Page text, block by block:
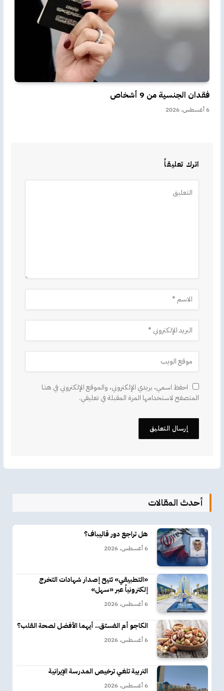
فقدان الجنسية من 9 أشخاص
6 أغسطس، 2026
اترك تعليقاً
احفظ اسمي، بريدي الإلكتروني، والموقع الإلكتروني في هذا
المتصفح لاستخدامها المرة المقبلة في تعليقي.
أحدث المقالات
هل تراجع دور قاليباف؟
6 أغسطس، 2026
«التطبيقي» تتيح إصدار شهادات التخرج
إلكترونياً عبر «سهل»
6 أغسطس، 2026
الكاجو أم الفستق.. أيهما الأفضل لصحة القلب؟
6 أغسطس، 2026
التربية تلغي ترخيص المدرسة الإيرانية
6 أغسطس، 2026